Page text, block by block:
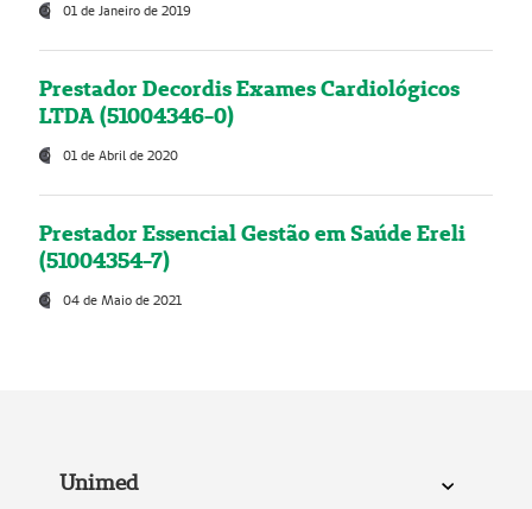
01 de Janeiro de 2019
Prestador Decordis Exames Cardiológicos
LTDA (51004346-0)
01 de Abril de 2020
Prestador Essencial Gestão em Saúde Ereli
(51004354-7)
04 de Maio de 2021
Unimed